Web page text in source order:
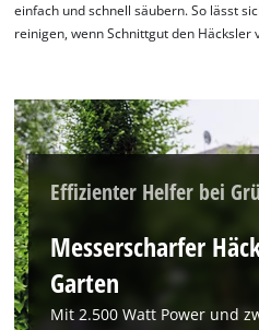
einfach und schnell säubern. So lässt
reinigen, wenn Schnittgut den Häcksler
Effizienter Helfer bei
Messerscharfer
Garten
Mit 2.500 Watt Power und